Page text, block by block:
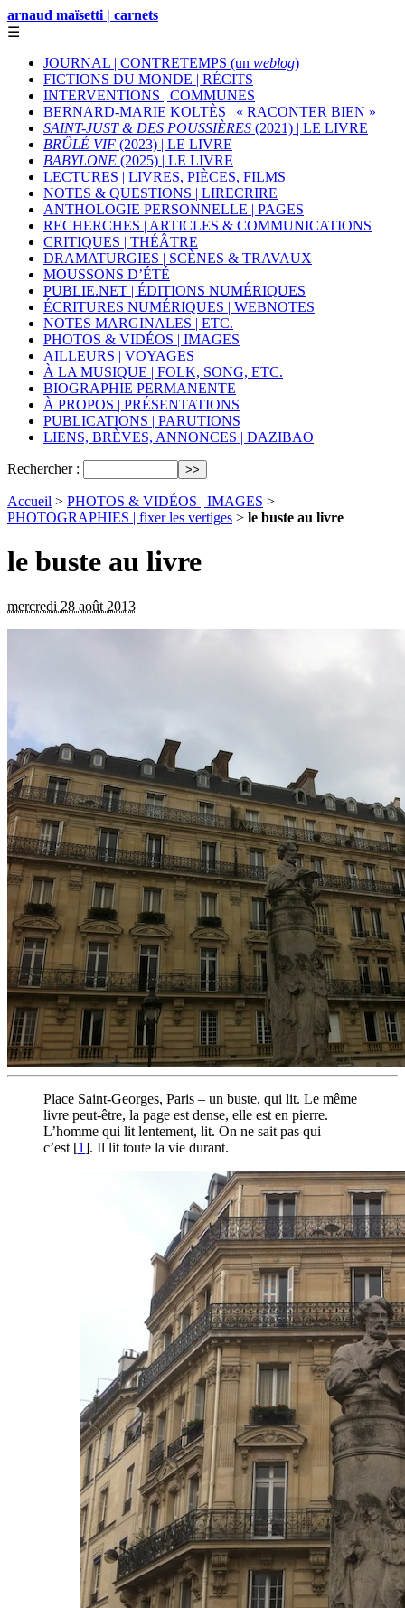
arnaud maïsetti | carnets
☰
JOURNAL | CONTRETEMPS (un weblog)
FICTIONS DU MONDE | RÉCITS
INTERVENTIONS | COMMUNES
BERNARD-MARIE KOLTÈS | « RACONTER BIEN »
SAINT-JUST & DES POUSSIÈRES (2021) | LE LIVRE
BRÛLÉ VIF (2023) | LE LIVRE
BABYLONE (2025) | LE LIVRE
LECTURES | LIVRES, PIÈCES, FILMS
NOTES & QUESTIONS | LIRECRIRE
ANTHOLOGIE PERSONNELLE | PAGES
RECHERCHES | ARTICLES & COMMUNICATIONS
CRITIQUES | THÉÂTRE
DRAMATURGIES | SCÈNES & TRAVAUX
MOUSSONS D’ÉTÉ
PUBLIE.NET | ÉDITIONS NUMÉRIQUES
ÉCRITURES NUMÉRIQUES | WEBNOTES
NOTES MARGINALES | ETC.
PHOTOS & VIDÉOS | IMAGES
AILLEURS | VOYAGES
À LA MUSIQUE | FOLK, SONG, ETC.
BIOGRAPHIE PERMANENTE
À PROPOS | PRÉSENTATIONS
PUBLICATIONS | PARUTIONS
LIENS, BRÈVES, ANNONCES | DAZIBAO
Rechercher :
Accueil > PHOTOS & VIDÉOS | IMAGES >
PHOTOGRAPHIES | fixer les vertiges > le buste au livre
le buste au livre
mercredi 28 août 2013
Place Saint-Georges, Paris – un buste, qui lit. Le même
livre peut-être, la page est dense, elle est en pierre.
L’homme qui lit lentement, lit. On ne sait pas qui
c’est [1]. Il lit toute la vie durant.